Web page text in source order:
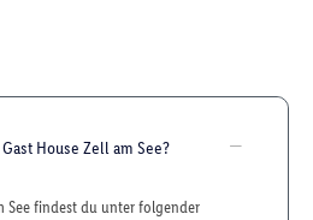
House Zell am See?
See findest du unter folgender